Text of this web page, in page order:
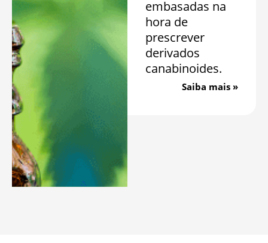
embasadas na
hora de
prescrever
derivados
canabinoides.
Saiba mais »